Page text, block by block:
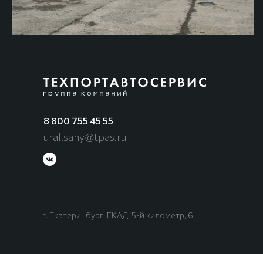
8 800 755 45 55
ural.sany@tpas.ru
г. Екатеринбург, ЕКАД, 5-й километр, 6